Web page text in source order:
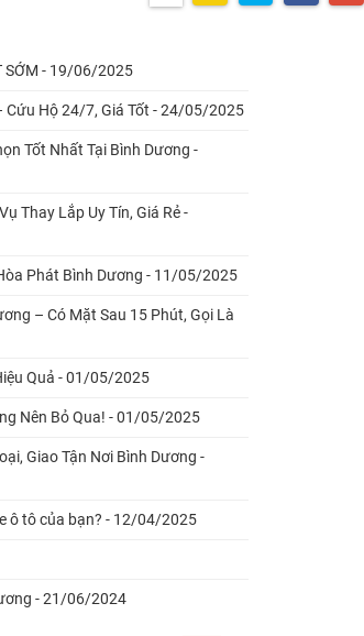
SỚM - 19/06/2025
Cứu Hộ 24/7, Giá Tốt - 24/05/2025
Tốt Nhất Tại Bình Dương -
Thay Lắp Uy Tín, Giá Rẻ -
Phát Bình Dương - 11/05/2025
– Có Mặt Sau 15 Phút, Gọi Là
Quả - 01/05/2025
Nên Bỏ Qua! - 01/05/2025
Giao Tận Nơi Bình Dương -
ô tô của bạn? - 12/04/2025
- 21/06/2024